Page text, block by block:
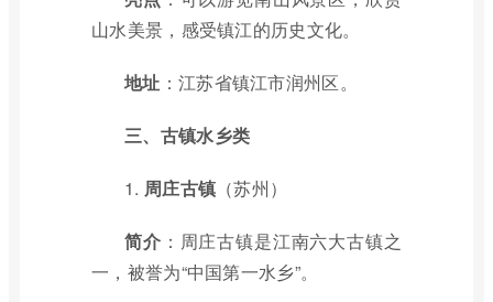
山水美景，感受镇江的历史文化。
地址 ：江苏省镇江市润州区。
三、古镇水乡类
1. 周庄古镇 （苏州）
简介 ：周庄古镇是江南六大古镇之
一，被誉为“中国第一水乡”。